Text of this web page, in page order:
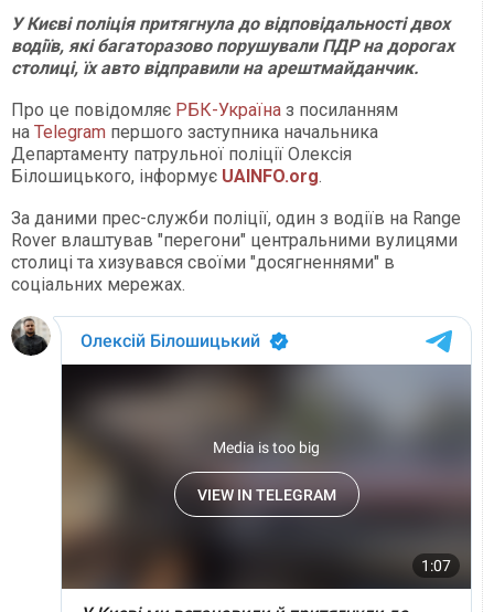
У Києві поліція притягнула до відповідальності двох
водіїв, які багаторазово порушували ПДР на дорогах
столиці, їх авто відправили на арештмайданчик.
Про це повідомляє РБК-Україна з посиланням
на Telegram першого заступника начальника
Департаменту патрульної поліції Олексія
Білошицького, інформує UAINFO.org.
За даними прес-служби поліції, один з водіїв на Range
Rover влаштував "перегони" центральними вулицями
столиці та хизувався своїми "досягненнями" в
соціальних мережах.